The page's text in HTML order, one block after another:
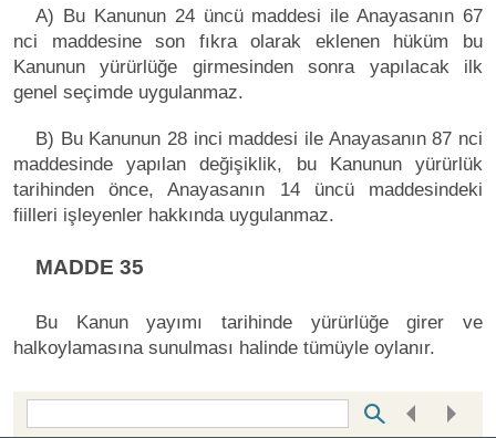
A) Bu Kanunun 24 üncü maddesi ile Anayasanın 67
nci maddesine son fıkra olarak eklenen hüküm bu
Kanunun yürürlüğe girmesinden sonra yapılacak ilk
genel seçimde uygulanmaz.
B) Bu Kanunun 28 inci maddesi ile Anayasanın 87 nci
maddesinde yapılan değişiklik, bu Kanunun yürürlük
tarihinden önce, Anayasanın 14 üncü maddesindeki
fiilleri işleyenler hakkında uygulanmaz.
MADDE 35
Bu Kanun yayımı tarihinde yürürlüğe girer ve
halkoylamasına sunulması halinde tümüyle oylanır.